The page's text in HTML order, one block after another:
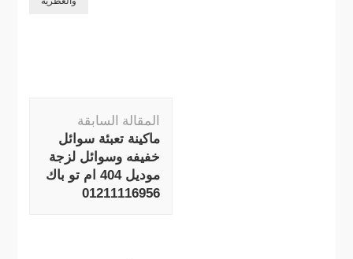
المقالة السابقة
ماكينة تعبئة سوائل
خفيفه وسوائل لزجة
موديل 404 ام تو باك
01211116956